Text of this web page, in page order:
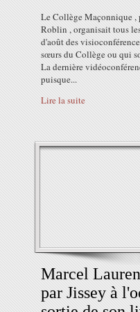
Le Collège Maçonnique ,
Roblin , organisait tous
d'août des
sœurs du Collège ou qui
La dernière
puisque...
Lire la suite
Marcel
par Jissey à